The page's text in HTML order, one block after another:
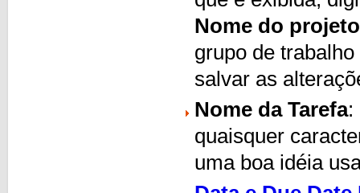
Nome do projeto
grupo de
salvar as
Nome da Tarefa:
quaisquer
uma boa idéia